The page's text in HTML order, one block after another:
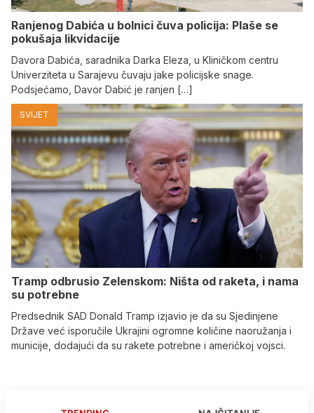
Ranjenog Dabića u bolnici čuva policija: Plaše se
pokušaja likvidacije
Davora Dabića, saradnika Darka Eleza, u Kliničkom centru
Univerziteta u Sarajevu čuvaju jake policijske snage.
Podsjećamo, Davor Dabić je ranjen […]
SVIJET
Tramp odbrusio Zelenskom: Ništa od raketa, i nama
su potrebne
Predsednik SAD Donald Tramp izjavio je da su Sjedinjene
Države već isporučile Ukrajini ogromne količine naoružanja i
municije, dodajući da su rakete potrebne i američkoj vojsci.